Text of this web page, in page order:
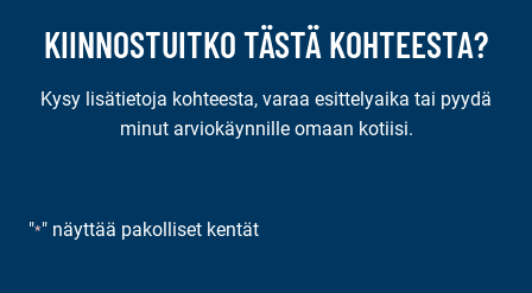
KIINNOSTUITKO TÄSTÄ KOHTEESTA?
Kysy lisätietoja kohteesta, varaa esittelyaika tai pyydä
minut arviokäynnille omaan kotiisi.
"*" näyttää pakolliset kentät